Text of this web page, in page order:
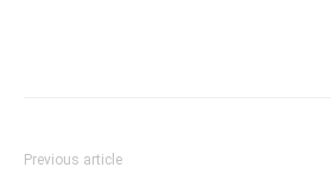
Previous article